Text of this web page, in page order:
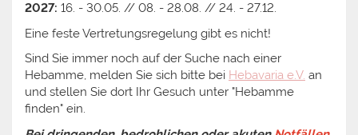
2027: 16. - 30.05. // 08. - 28.08. // 24. - 27.12.
Eine feste Vertretungsregelung gibt es nicht!
Sind Sie immer noch auf der Suche nach einer
Hebamme, melden Sie sich bitte bei Hebavaria e.V. an
und stellen Sie dort Ihr Gesuch unter "Hebamme
finden" ein.